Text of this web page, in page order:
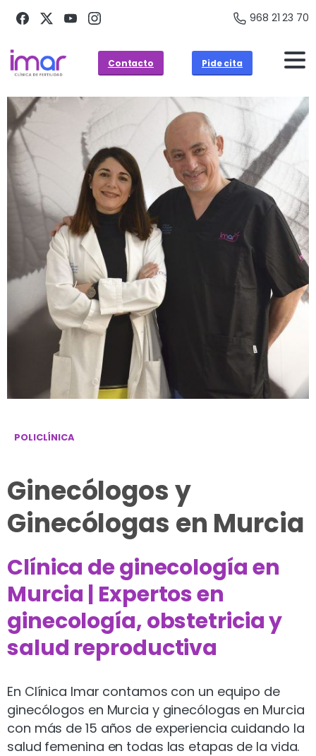
968 21 23 70
Contacto Pide cita
POLICLÍNICA
Ginecólogos y
Ginecólogas en Murcia
Clínica de ginecología en
Murcia | Expertos en
ginecología, obstetricia y
salud reproductiva
En Clínica Imar contamos con un equipo de
ginecólogos en Murcia y ginecólogas en Murcia
con más de 15 años de experiencia cuidando la
salud femenina en todas las etapas de la vida.